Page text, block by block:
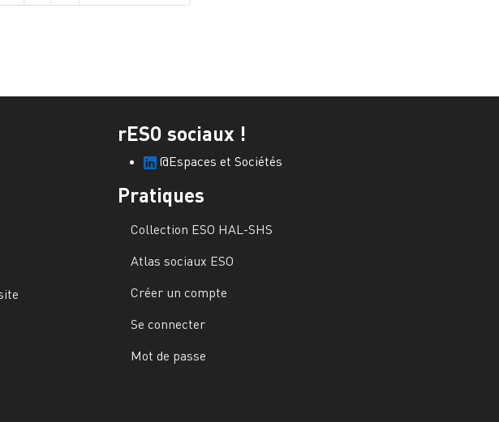
rESO sociaux !
@Espaces et Sociétés
Pratiques
Collection ESO HAL-SHS
Atlas sociaux ESO
Créer un compte
Se connecter
Mot de passe